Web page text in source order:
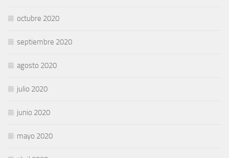
octubre 2020
septiembre 2020
agosto 2020
julio 2020
junio 2020
mayo 2020